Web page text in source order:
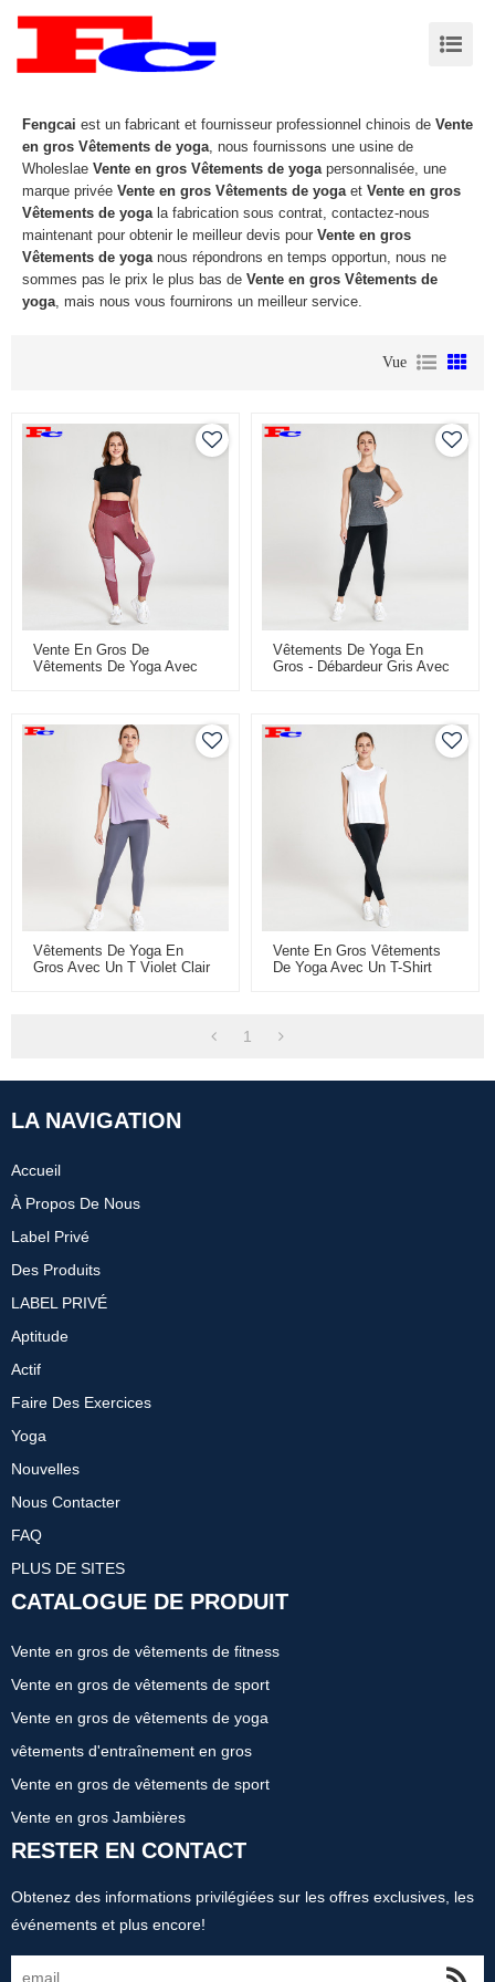
Fengcai est un fabricant et fournisseur professionnel chinois de Vente
en gros Vêtements de yoga, nous fournissons une usine de
Wholeslae Vente en gros Vêtements de yogapersonnalisée, une
marque privée Vente en gros Vêtements de yogaet Vente en gros
Vêtements de yogala fabrication sous contrat, contactez-nous
maintenant pour obtenir le meilleur devis pour Vente en gros
Vêtements de yoganous répondrons en temps opportun, nous ne
sommes pas le prix le plus bas de Vente en gros Vêtements de
yoga, mais nous vous fournirons un meilleur service.
Vue
Vente En Gros De
Vêtements De Yoga Avec
Vêtements De Yoga En
Gros - Débardeur Gris Avec
Vêtements De Yoga En
Gros Avec Un T Violet Clair
Vente En Gros Vêtements
De Yoga Avec Un T-Shirt
1
LA NAVIGATION
Accueil
À Propos De Nous
Label Privé
Des Produits
LABEL PRIVÉ
Aptitude
Actif
Faire Des Exercices
Yoga
Nouvelles
Nous Contacter
FAQ
PLUS DE SITES
CATALOGUE DE PRODUIT
Vente en gros de vêtements de fitness
Vente en gros de vêtements de sport
Vente en gros de vêtements de yoga
vêtements d'entraînement en gros
Vente en gros de vêtements de sport
Vente en gros Jambières
RESTER EN CONTACT
Obtenez des informations privilégiées sur les offres exclusives, les
événements et plus encore!